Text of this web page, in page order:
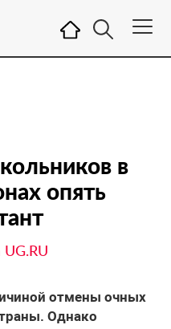
в
опять
UG.RU
отмены очных
Однако